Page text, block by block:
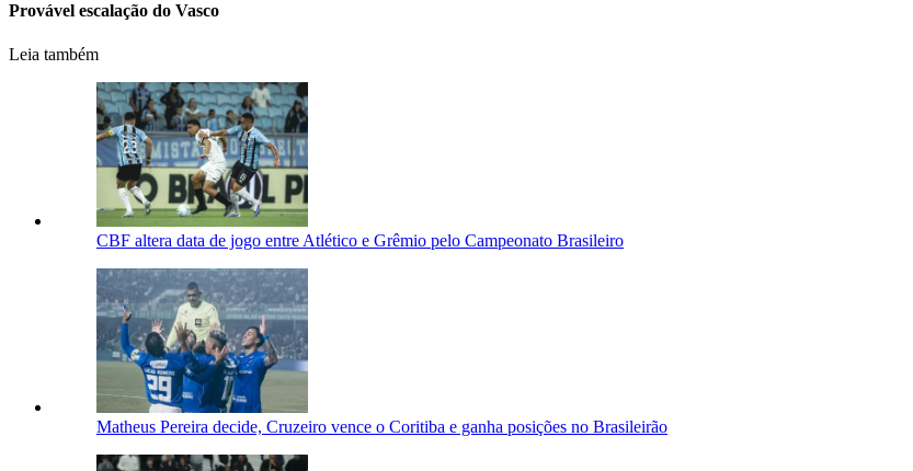
Provável escalação do Vasco
Leia também
CBF altera data de jogo entre Atlético e Grêmio pelo Campeonato Brasileiro
Matheus Pereira decide, Cruzeiro vence o Coritiba e ganha posições no Brasileirão